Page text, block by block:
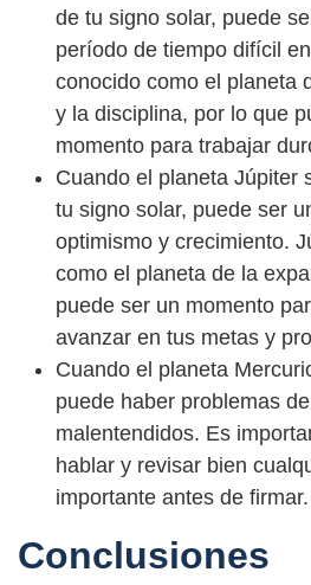
de tu signo solar, puede
período de tiempo difícil
conocido como el planeta
y la disciplina, por lo que
momento para trabajar
Cuando el planeta Júpiter
tu signo solar, puede ser
optimismo y crecimiento.
como el planeta de la
puede ser un momento
avanzar en tus metas y
Cuando el planeta
puede haber problemas
malentendidos. Es
hablar y revisar bien
importante antes de firmar.
Conclusiones